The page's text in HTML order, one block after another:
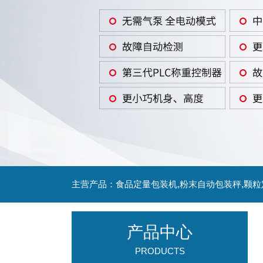
主营产品：食品定量包装机,粉末自动包装秤,颗
产品中心
PRODUCTS